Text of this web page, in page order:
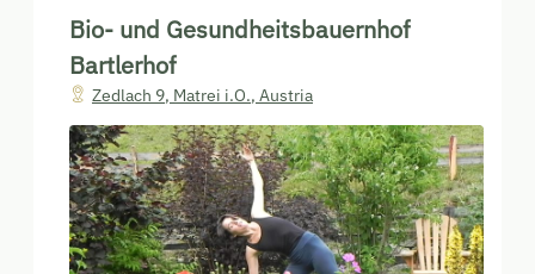
Bio- und Gesundheitsbauernhof
Bartlerhof
Zedlach 9, Matrei i.O., Austria